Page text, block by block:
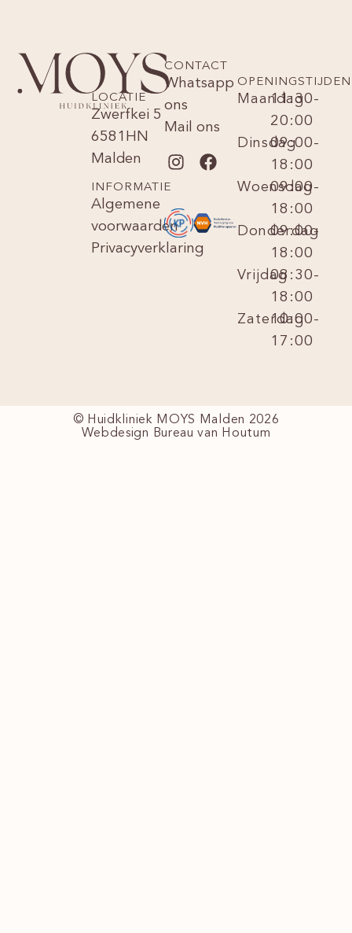
LOCATIE
Zwerfkei 5
6581HN
Malden
INFORMATIE
Algemene
voorwaarden
Privacyverklaring
CONTACT
Whatsapp
ons
Mail ons
OPENINGSTIJDEN
Maandag
11:30-
20:00
Dinsdag
09:00-
18:00
Woensdag
09:00-
18:00
Donderdag
09:00-
18:00
Vrijdag08:30-
18:00
Zaterdag
10:00-
17:00
© Huidkliniek MOYS Malden 2026
Webdesign Bureau van Houtum